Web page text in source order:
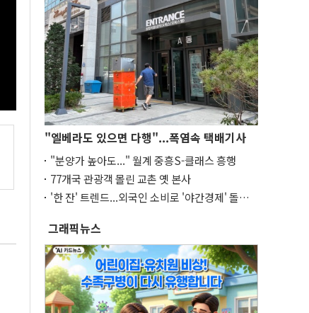
[스팟Live] "결혼을 하니까 월세가 올라"...68만
유튜버가 오세훈에게 꺼낸 얘기는? | 26.08.06
서울시 부동산 대토론회
"엘베라도 있으면 다행"...폭염속 택배기사
"분양가 높아도..." 월계 중흥S-클래스 흥행
77개국 관광객 몰린 교촌 옛 본사
'한 잔' 트렌드...외국인 소비로 '야간경제' 돌파
그래픽뉴스